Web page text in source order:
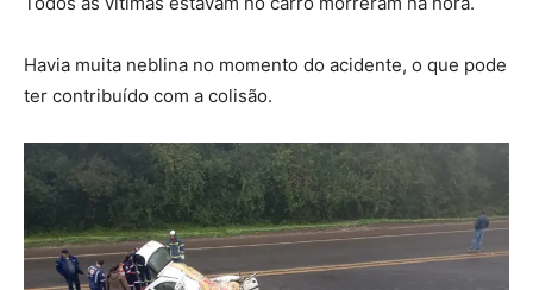
Havia muita neblina no momento do acidente, o que pode
ter contribuído com a colisão.